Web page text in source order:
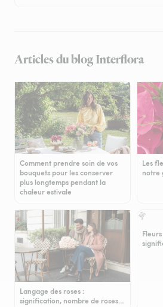
Articles du blog Interflora
Comment prendre soin de vos
bouquets pour les conserver
plus longtemps pendant la
chaleur estivale
Les
notre
Langage des roses :
signification, nombre de roses…